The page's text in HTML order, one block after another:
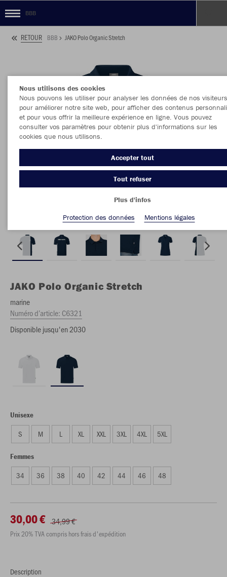
BBB
RETOUR BBB JAKO Polo Organic Stretch
JAKO Polo Organic Stretch
marine
Numéro d’article: C6321
Disponible jusqu'en 2030
Unisexe
S M L XL XXL 3XL 4XL 5XL
Femmes
34 36 38 40 42 44 46 48
30,00 € 34,99 €
Prix 20% TVA compris hors frais d'expédition
Description
Nous utilisons des cookies
Nous pouvons les utiliser pour analyser les données de nos
pour améliorer notre site web, pour afficher des contenus
et pour vous offrir la meilleure expérience en ligne. Vous pouvez
consulter vos paramètres pour obtenir plus d'informations sur les
cookies que nous utilisons.
Accepter tout
Tout refuser
Plus d'infos
Protection des données
Mentions légales